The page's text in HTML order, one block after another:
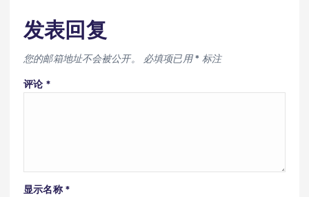
发表回复
您的邮箱地址不会被公开。 必填项已用* 标注
评论 *
显示名称 *